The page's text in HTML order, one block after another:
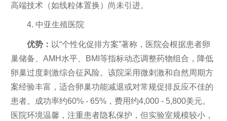
高端技术（如线粒体置换）尚未引进。
4. 中亚生殖医院
优势： 以“个性化促排方案”著称，医院会根据患者卵
巢储备、AMH水平、BMI等指标动态调整药物组合，降低
卵巢过度刺激综合征风险。该院采用微刺激和自然周期方
案经验丰富，适合卵巢功能减退或对常规促排反应不佳的
患者。成功率约60% - 65%，费用约4,000 - 5,800美元。
医院环境温馨，注重患者隐私保护，但实验室规模较小，